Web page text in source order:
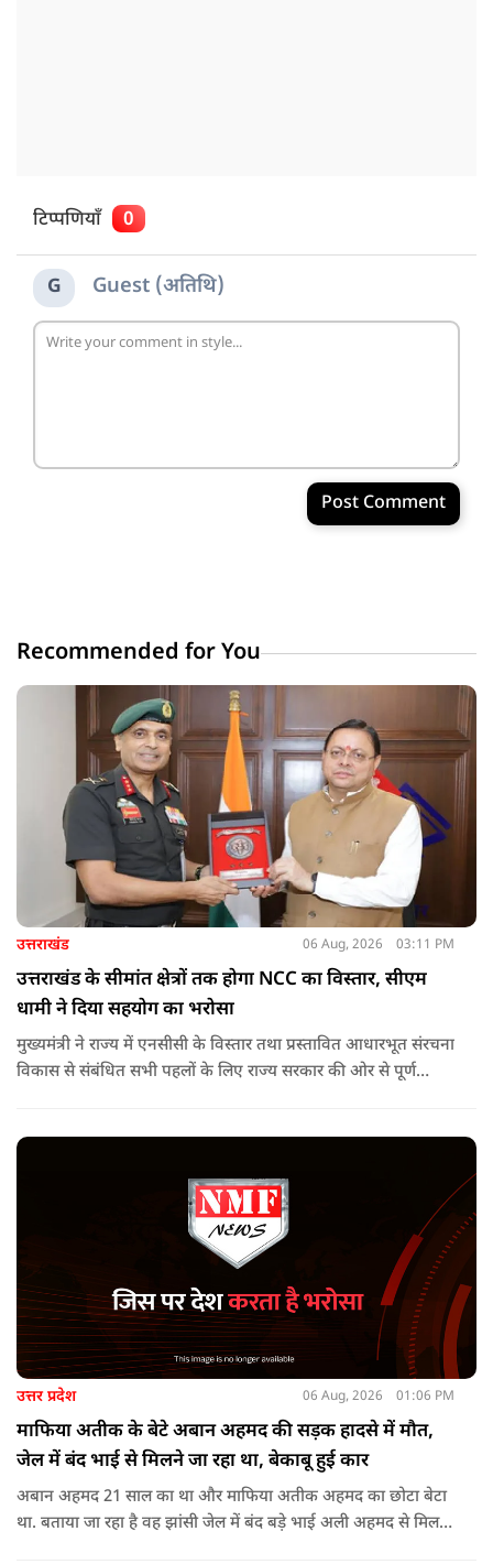
टिप्पणियाँ 0
G Guest (अतिथि)
Post Comment
Recommended for You
उत्तराखंड 06 Aug, 2026 03:11 PM
उत्तराखंड के सीमांत क्षेत्रों तक होगा NCC का विस्तार, सीएम
धामी ने दिया सहयोग का भरोसा
मुख्यमंत्री ने राज्य में एनसीसी के विस्तार तथा प्रस्तावित आधारभूत संरचना
विकास से संबंधित सभी पहलों के लिए राज्य सरकार की ओर से पूर्ण
उत्तर प्रदेश 06 Aug, 2026 01:06 PM
माफिया अतीक के बेटे अबान अहमद की सड़क हादसे में मौत,
जेल में बंद भाई से मिलने जा रहा था, बेकाबू हुई कार
अबान अहमद 21 साल का था और माफिया अतीक अहमद का छोटा बेटा
था. बताया जा रहा है वह झांसी जेल में बंद बड़े भाई अली अहमद से मिलने